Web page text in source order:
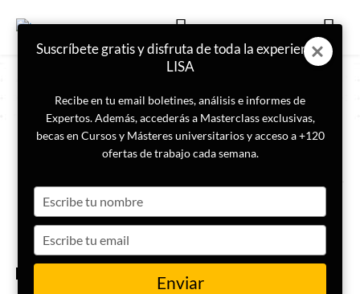
ETIQUETA
objetos de alto valor
Investigan a la presidenta de
Perú por presunta corrupción
Suscríbete gratis y disfruta de toda la experiencia
LISA
Recibe en tu email boletines, análisis e informes de
Expertos. Además, accederás a Masterclass exclusivas,
becas en Cursos y Másteres universitarios y acceso a +120
ofertas de trabajo cada semana.
your
name
your
email
Enviar